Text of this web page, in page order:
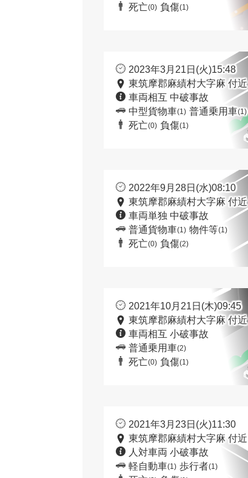
死亡(0) 負傷(1)
2023年3月21日(火)15:48
東筑摩郡麻績村大字麻 付近
車両相互 中破事故
中型貨物車(1) 普通乗用車(1)
死亡(0) 負傷(1)
2022年9月28日(水)08:10
東筑摩郡麻績村大字麻 付近
車両単独 中破事故
普通貨物車(1) 物件等(1)
死亡(0) 負傷(2)
2021年10月21日(木)09:45
東筑摩郡麻績村大字麻 付近
車両相互 小破事故
普通乗用車(2)
死亡(0) 負傷(1)
2021年3月23日(火)11:30
東筑摩郡麻績村大字麻 付近
人対車両 小破事故
軽自動車(1) 歩行者(1)